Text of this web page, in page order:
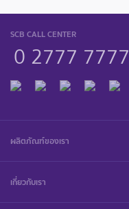
SCB CALL CENTER
0 2777 7777
ผลิตภัณฑ์ของเรา
เกี่ยวกับเรา